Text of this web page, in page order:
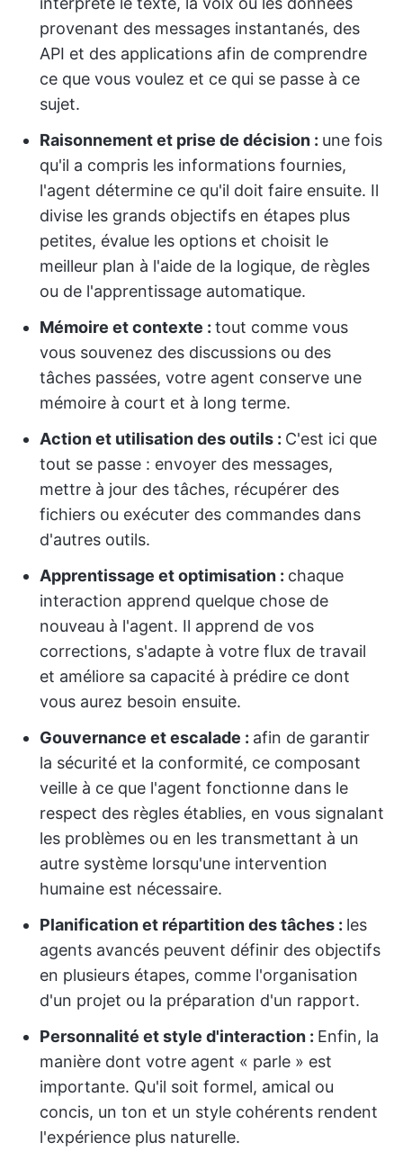
provenant des messages instantanés, des
API et des applications afin de comprendre
ce que vous voulez et ce qui se passe à ce
sujet.
Raisonnement et prise de décision : une fois
qu'il a compris les informations fournies,
l'agent détermine ce qu'il doit faire ensuite. Il
divise les grands objectifs en étapes plus
petites, évalue les options et choisit le
meilleur plan à l'aide de la logique, de règles
ou de l'apprentissage automatique.
Mémoire et contexte : tout comme vous
vous souvenez des discussions ou des
tâches passées, votre agent conserve une
mémoire à court et à long terme.
Action et utilisation des outils : C'est ici que
tout se passe : envoyer des messages,
mettre à jour des tâches, récupérer des
fichiers ou exécuter des commandes dans
d'autres outils.
Apprentissage et optimisation : chaque
interaction apprend quelque chose de
nouveau à l'agent. Il apprend de vos
corrections, s'adapte à votre flux de travail
et améliore sa capacité à prédire ce dont
vous aurez besoin ensuite.
Gouvernance et escalade : afin de garantir
la sécurité et la conformité, ce composant
veille à ce que l'agent fonctionne dans le
respect des règles établies, en vous signalant
les problèmes ou en les transmettant à un
autre système lorsqu'une intervention
humaine est nécessaire.
Planification et répartition des tâches : les
agents avancés peuvent définir des objectifs
en plusieurs étapes, comme l'organisation
d'un projet ou la préparation d'un rapport.
Personnalité et style d'interaction : Enfin, la
manière dont votre agent « parle » est
importante. Qu'il soit formel, amical ou
concis, un ton et un style cohérents rendent
l'expérience plus naturelle.